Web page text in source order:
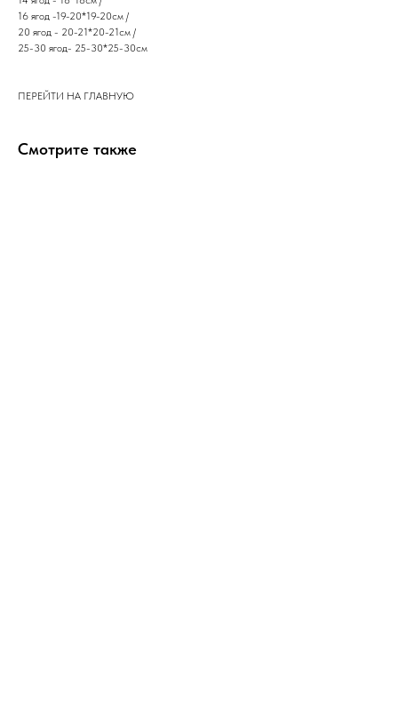
16 ягод -19-20*19-20см /
20 ягод - 20-21*20-21см /
25-30 ягод- 25-30*25-30см
ПЕРЕЙТИ НА ГЛАВНУЮ
Смотрите также